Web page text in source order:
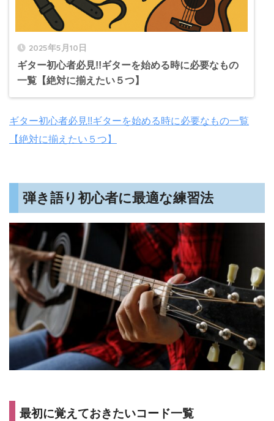
2025年5月10日
ギター初心者必見!!ギターを始める時に必要なもの
一覧【絶対に揃えたい５つ】
ギター初心者必見!!ギターを始める時に必要なもの一覧
【絶対に揃えたい５つ】
弾き語り初心者に最適な練習法
最初に覚えておきたいコード一覧